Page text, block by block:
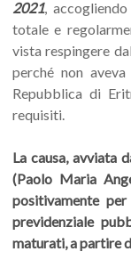
2021,
totale e
vista respingere
perché non
Repubblica di
requisiti.
La causa, avviata
(Paolo Maria
positivamente
previdenziale
maturati, a partire